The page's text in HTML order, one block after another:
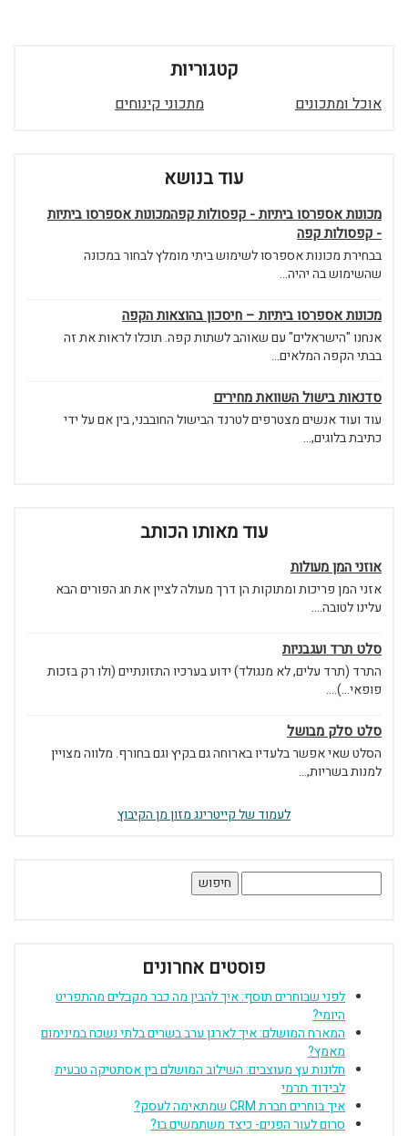
קטגוריות
אוכל ומתכונים מתכוני קינוחים
עוד בנושא
מכונות אספרסו ביתיות - קפסולות קפהמכונות אספרסו ביתיות
- קפסולות קפה
בבחירת מכונות אספרסו לשימוש ביתי מומלץ לבחור במכונה
שהשימוש בה יהיה...
מכונות אספרסו ביתיות – חיסכון בהוצאות הקפה
אנחנו "הישראלים" עם שאוהב לשתות קפה. תוכלו לראות את זה
בבתי הקפה המלאים...
סדנאות בישול השוואת מחירים
עוד ועוד אנשים מצטרפים לטרנד הבישול החובבני, בין אם על ידי
כתיבת בלוגים,...
עוד מאותו הכותב
אוזני המן מעולות
אזני המן פריכות ומתוקות הן דרך מעולה לציין את חג הפורים הבא
עלינו לטובה....
סלט תרד ועגבניות
התרד (תרד עלים, לא מנגולד) ידוע בערכיו התזונתיים (ולו רק בזכות
פופאי...)....
סלט סלק מבושל
הסלט שאי אפשר בלעדיו בארוחה גם בקיץ וגם בחורף. מלווה מצויין
למנות בשריות,...
לעמוד של קייטרינג מזון מן הקיבוץ
פוסטים אחרונים
לפני שבוחרים תוסף: איך להבין מה כבר מקבלים מהתפריט
היומי?
המארח המושלם: איך לארגן ערב בשרים בלתי נשכח במינימום
מאמץ?
חלונות עץ מעוצבים: השילוב המושלם בין אסתטיקה טבעית
לבידוד תרמי
איך בוחרים חברת CRM שמתאימה לעסק?
סרום לעור הפנים- כיצד משתמשים בו?